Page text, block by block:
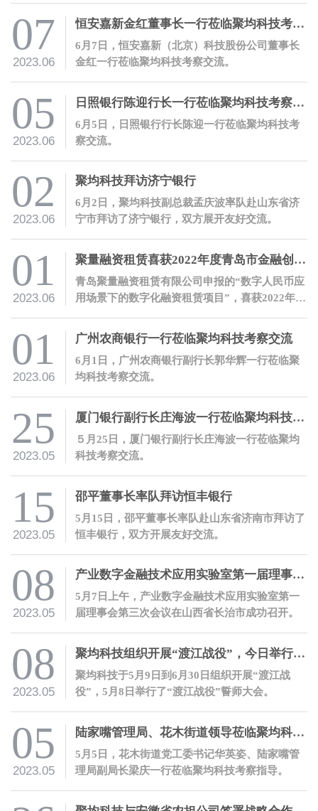
研交流。
07
2023.06
恒安嘉新金红董事长一行莅临聚均科技考察交流
6月7日，恒安嘉新（北京）科技股份公司董事长
金红一行莅临聚均科技考察交流。
05
2023.06
日照银行陈迎行长一行莅临聚均科技考察交流
6月5日，日照银行行长陈迎一行莅临聚均科技考
察交流。
02
2023.06
聚均科技拜访济宁银行
6月2日，聚均科技副总裁孟庆波率队赴山东省济
宁市拜访了济宁银行，双方展开友好交流。
01
2023.06
聚量融资租赁喜获2022年度青岛市金融创新奖
青岛聚量融资租赁有限公司申报的“数字人民币应
用场景下的数字化融资租赁项目”，喜获2022年度
01
2023.06
广州农商银行一行莅临聚均科技考察交流
6月1日，广州农商银行副行长郭华辉一行莅临聚
均科技考察交流。
25
2023.05
厦门银行副行长庄海波一行莅临聚均科技考察交流
５月25日，厦门银行副行长庄海波一行莅临聚均
科技考察交流。
15
2023.05
邵平董事长率队拜访恒丰银行
5月15日，邵平董事长率队赴山东省济南市拜访了
恒丰银行，双方开展友好交流。
08
2023.05
产业数字金融技术应用实验室第一届理事会第三次会议成功召开
5月7日上午，产业数字金融技术应用实验室第一
届理事会第三次会议在山西省长治市成功召开。
08
2023.05
聚均科技组织开展“渡江战役”，今日举行誓师大会
聚均科技于5月9日到6月30日组织开展“渡江战
役”，5月8日举行了“渡江战役”誓师大会。
05
2023.05
陆家嘴管理局、花木街道领导莅临聚均科技考察指导
5月5日，花木街道党工委书记华英姿、陆家嘴管
理局副局长梁庆一行莅临聚均科技考察指导。